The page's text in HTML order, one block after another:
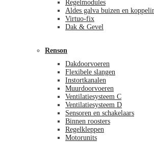
Regelmodules
Aldes galva buizen en
Virtuo-fix
Dak & Gevel
Renson
Dakdoorvoeren
Flexibele slangen
Instortkanalen
Muurdoorvoeren
Ventilatiesysteem C
Ventilatiesysteem D
Sensoren en schakelaars
Binnen roosters
Regelkleppen
Motorunits